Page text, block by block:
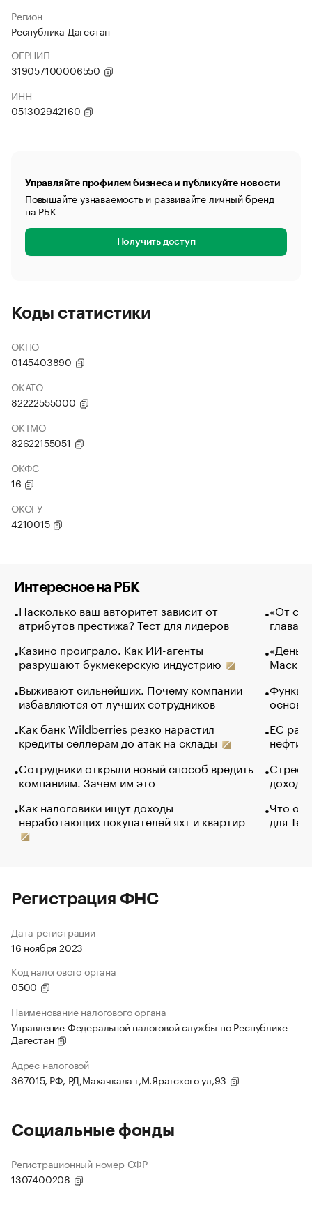
Регион
Республика Дагестан
ОГРНИП
319057100006550
ИНН
051302942160
Управляйте профилем бизнеса и публикуйте новости
Повышайте узнаваемость и развивайте личный бренд
на РБК
Получить доступ
Коды статистики
ОКПО
0145403890
ОКАТО
82222555000
ОКТМО
82622155051
ОКФС
16
ОКОГУ
4210015
Интересное на РБК
Насколько ваш авторитет зависит от
атрибутов престижа? Тест для лидеров
Казино проиграло. Как ИИ-агенты
разрушают букмекерскую индустрию
Выживают сильнейших. Почему компании
избавляются от лучших сотрудников
Как банк Wildberries резко нарастил
кредиты селлерам до атак на склады
Сотрудники открыли новый способ вредить
компаниям. Зачем им это
Как налоговики ищут доходы
неработающих покупателей яхт и квартир
«От
глава
Маск в
основ
ЕС
нефти
Что
для
Регистрация ФНС
Дата регистрации
16 ноября 2023
Код налогового органа
0500
Наименование налогового органа
Управление Федеральной налоговой службы по Республике
Дагестан
Адрес налоговой
367015, РФ, РД,Махачкала г,М.Ярагского ул,93
Социальные фонды
Регистрационный номер СФР
1307400208